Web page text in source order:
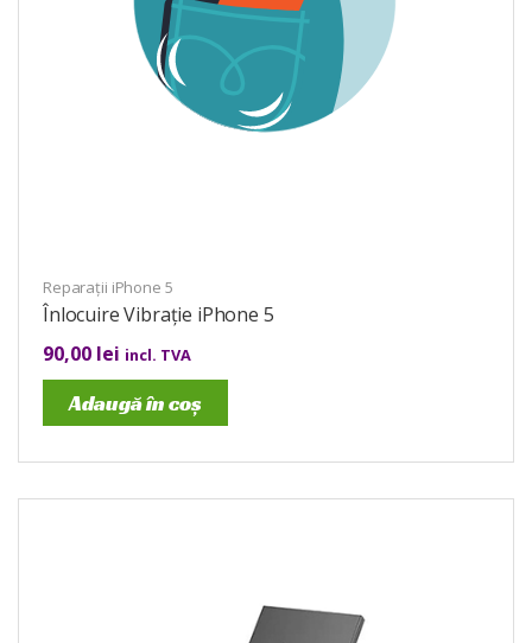
Reparații iPhone 5
Înlocuire Vibrație iPhone 5
90,00 lei incl. TVA
Adaugă în coș